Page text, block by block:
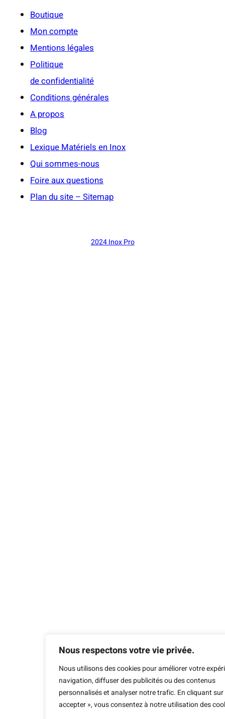
Nous respectons votre vie privée.
Nous utilisons des cookies pour améliorer votre
navigation, diffuser des publicités ou des contenus
personnalisés et analyser notre trafic. En cliquant sur
accepter », vous consentez à notre utilisation des
Boutique
Mon compte
Mentions légales
Politique
de confidentialité
Conditions générales
A propos
Blog
Lexique Matériels en Inox
Qui sommes-nous
Foire aux questions
Plan du site – Sitemap
2024 Inox Pro